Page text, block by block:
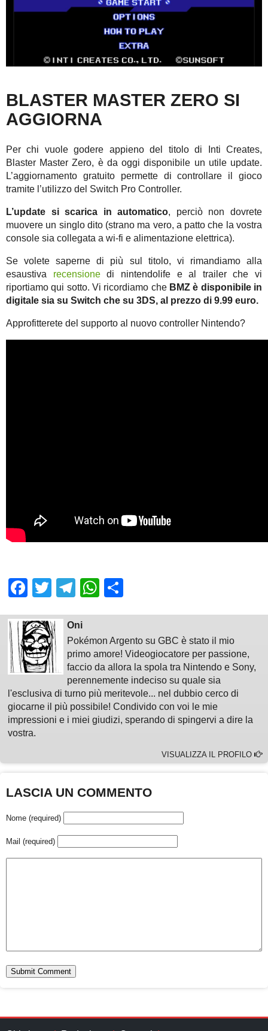
BLASTER MASTER ZERO SI
AGGIORNA
Per chi vuole godere appieno del titolo di Inti Creates,
Blaster Master Zero, è da oggi disponibile un utile update.
L’aggiornamento gratuito permette di controllare il gioco
tramite l’utilizzo del Switch Pro Controller.
L’update si scarica in automatico, perciò non dovrete
muovere un singlo dito (strano ma vero, a patto che la vostra
console sia collegata a wi-fi e alimentazione elettrica).
Se volete saperne di più sul titolo, vi rimandiamo alla
esaustiva recensionedi nintendolife e al trailer che vi
riportiamo qui sotto. Vi ricordiamo che BMZ è disponibile in
digitale sia su Switch che su 3DS, al prezzo di 9.99 euro.
Approfitterete del supporto al nuovo controller Nintendo?
Facebook
TwitterTelegram
WhatsApp
Oni
Pokémon Argento su GBC è stato il mio
primo amore! Videogiocatore per passione,
faccio da allora la spola tra Nintendo e Sony,
perennemente indeciso su quale sia
l'esclusiva di turno più meritevole... nel dubbio cerco di
giocarne il più possibile! Condivido con voi le mie
impressioni e i miei giudizi, sperando di spingervi a dire la
vostra.
VISUALIZZA IL PROFILO
LASCIA UN COMMENTO
Nome (required)
Mail (required)